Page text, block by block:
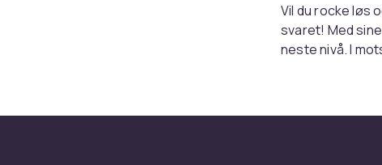
Vil du rocke løs
svaret! Med
neste nivå. I